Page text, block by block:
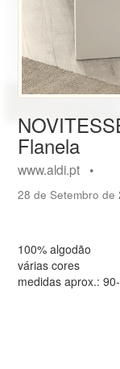
Flanela
www.aldi.pt •
28 de Setembro de
100% algodão
várias cores
medidas aprox.: